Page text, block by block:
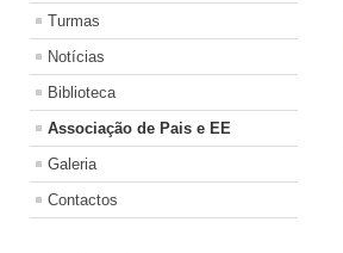
Turmas
Notícias
Biblioteca
Associação de Pais e EE
Galeria
Contactos